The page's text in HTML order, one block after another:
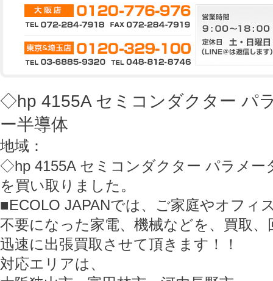
◇hp 4155A セミコンダクター パ
ー半導体
地域：
◇hp 4155A セミコンダクター パラメー
を買い取りました。
■ECOLO JAPANでは、ご家庭やオフィ
不要になった家電、機械などを、買取
迅速に出張買取させて頂きます！！
対応エリアは、